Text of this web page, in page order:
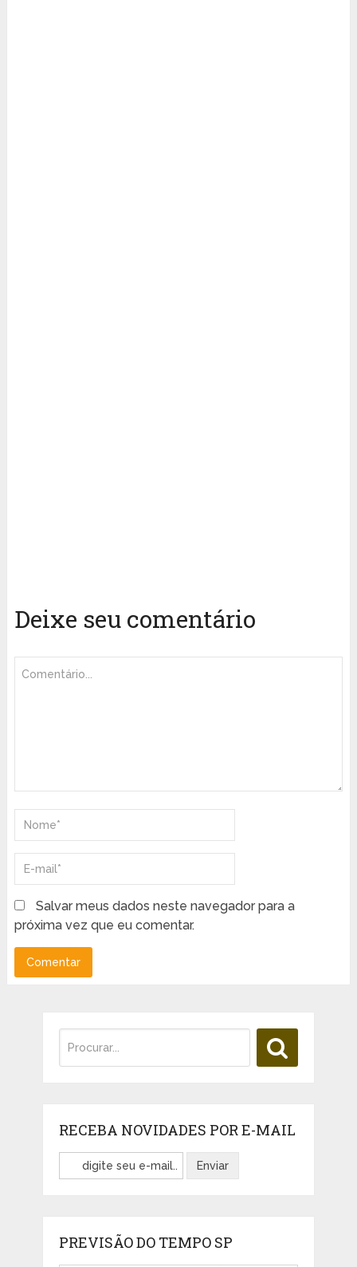
Deixe seu comentário
Salvar meus dados neste navegador para a
próxima vez que eu comentar.
RECEBA NOVIDADES POR E-MAIL
PREVISÃO DO TEMPO SP